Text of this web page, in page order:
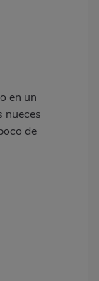
en un
nueces
de